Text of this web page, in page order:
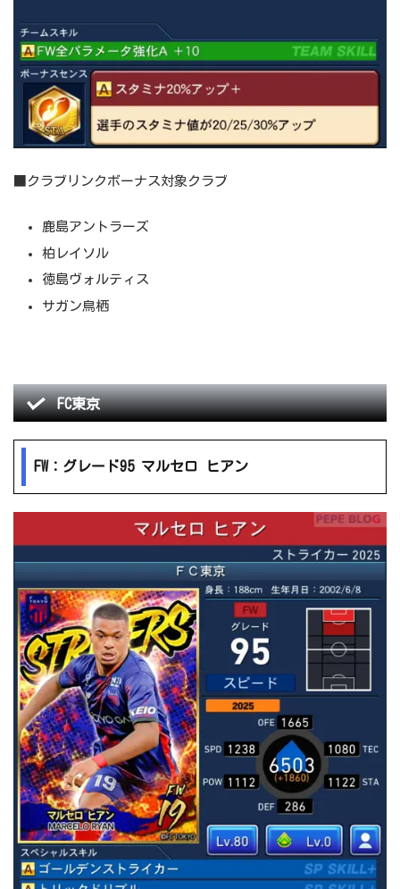
■クラブリンクボーナス対象クラブ
鹿島アントラーズ
柏レイソル
徳島ヴォルティス
サガン鳥栖
FC東京
FW：グレード95 マルセロ ヒアン